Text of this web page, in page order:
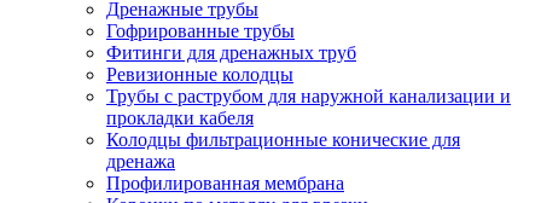
Дренажные трубы
Гофрированные трубы
Фитинги для дренажных труб
Ревизионные колодцы
Трубы с раструбом для наружной канализации и
прокладки кабеля
Колодцы фильтрационные конические для
дренажа
Профилированная мембрана